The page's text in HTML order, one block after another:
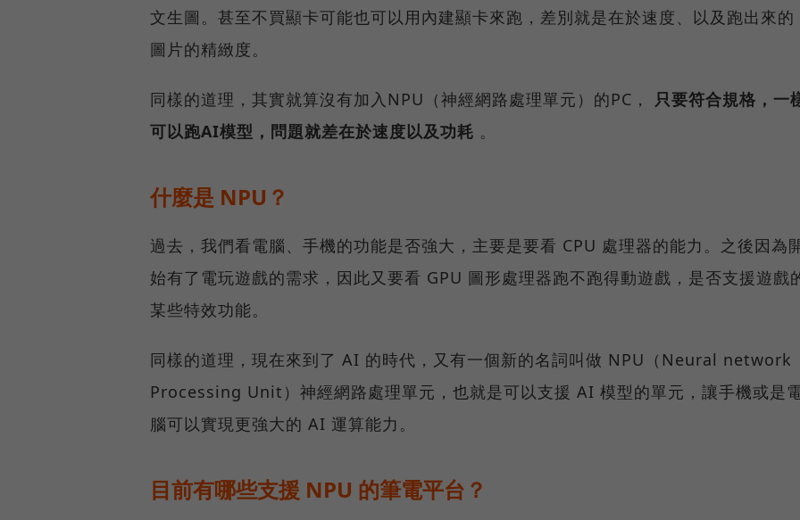
文生圖。甚至不買顯卡可能也可以用內建顯卡來跑，差別就是在於速度、以及跑出來的
圖片的精緻度。
同樣的道理，其實就算沒有加入NPU（神經網路處理單元）的PC，
只要符合規格，一
可以跑AI模型，問題就差在於速度以及功耗 。
什麼是 NPU？
過去，我們看電腦、手機的功能是否強大，主要是要看 CPU 處理器的能力。之後因為
始有了電玩遊戲的需求，因此又要看 GPU 圖形處理器跑不跑得動遊戲，是否支援遊戲
某些特效功能。
同樣的道理，現在來到了 AI 的時代，又有一個新的名詞叫做 NPU（Neural network
Processing Unit）神經網路處理單元，也就是可以支援 AI 模型的單元，讓手機或是
腦可以實現更強大的 AI 運算能力。
目前有哪些支援 NPU 的筆電平台？